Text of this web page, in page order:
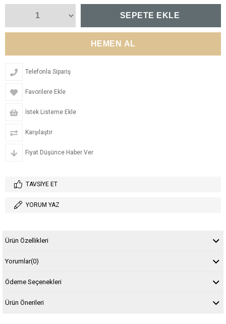
Telefonla Sipariş
Favorilere Ekle
İstek Listeme Ekle
Karşılaştır
Fiyat Düşünce Haber Ver
TAVSIYE ET
YORUM YAZ
Ürün Özellikleri
Yorumlar(0)
Ödeme Seçenekleri
Ürün Önerileri